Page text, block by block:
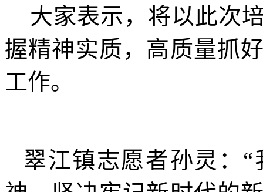
大家表示，将以此次
握精神实质，高质量抓
工作。
翠江镇志愿者孙灵：